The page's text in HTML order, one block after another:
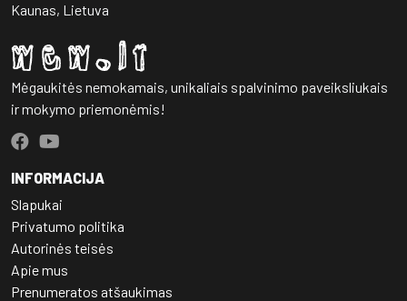
Kaunas, Lietuva
Mėgaukitės nemokamais, unikaliais spalvinimo paveiksliukais
ir mokymo priemonėmis!
INFORMACIJA
Slapukai
Privatumo politika
Autorinės teisės
Apie mus
Prenumeratos atšaukimas